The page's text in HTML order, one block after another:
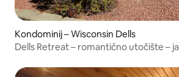
Kondominij – Wisconsin Dells
Dells Retreat – romantično utočište –